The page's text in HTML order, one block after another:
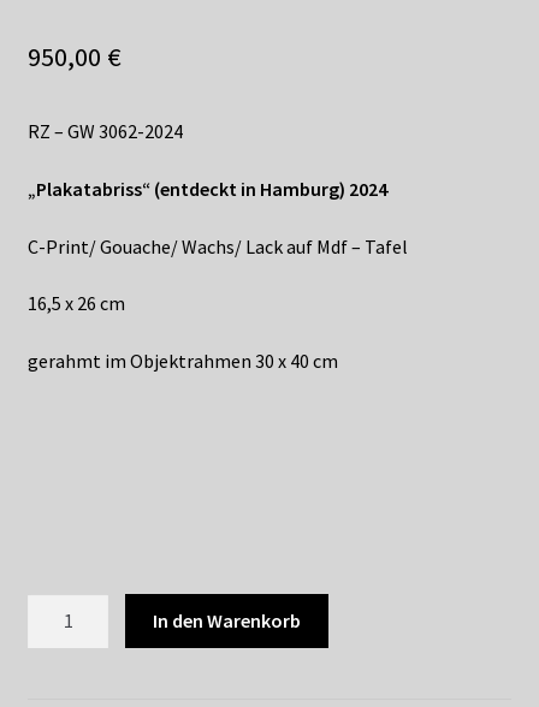
950,00 €
RZ – GW 3062-2024
„Plakatabriss“ (entdeckt in Hamburg) 2024
C-Print/ Gouache/ Wachs/ Lack auf Mdf – Tafel
16,5 x 26 cm
gerahmt im Objektrahmen 30 x 40 cm
In den Warenkorb